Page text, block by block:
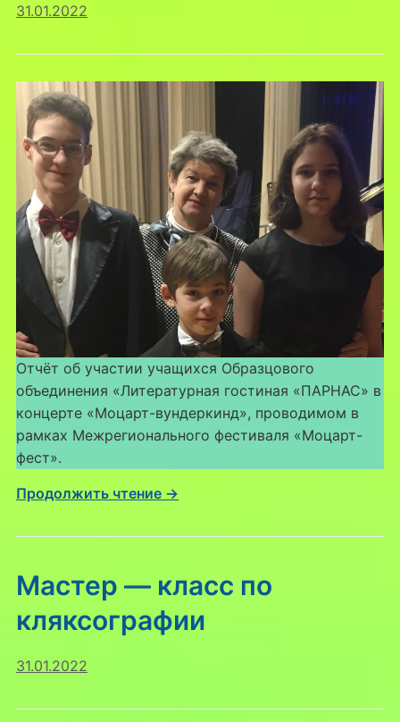
31.01.2022
Отчёт об участии учащихся Образцового
объединения «Литературная гостиная «ПАРНАС» в
концерте «Моцарт-вундеркинд», проводимом в
рамках Межрегионального фестиваля «Моцарт-
фест».
Продолжить чтение →
Мастер — класс по
кляксографии
31.01.2022